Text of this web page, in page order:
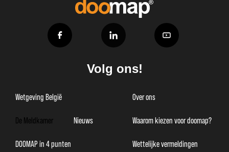
Volg ons!
Wetgeving België
De Meldkamer Nieuws
DOOMAP in 4 punten
Over ons
Waarom kiezen voor doomap?
Wettelijke vermeldingen